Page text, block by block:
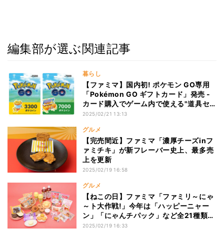
編集部が選ぶ関連記事
暮らし
【ファミマ】国内初! ポケモン GO専用
「Pokémon GO ギフトカード」発売 -
カード購入でゲーム内で使える"道具セ
ット"が必ずもらえる
2025/02/21 13:13
グルメ
【完売間近】ファミマ「濃厚チーズinフ
ァミチキ」が新フレーバー史上、最多売
上を更新
2025/02/19 16:58
グルメ
【ねこの日】ファミマ「ファミリ～にゃ
～ト大作戦!」今年は「ハッピーニャー
ン」「にゃんチパック」など全21種類、
ファミチキの袋まで猫に
2025/02/19 16:33